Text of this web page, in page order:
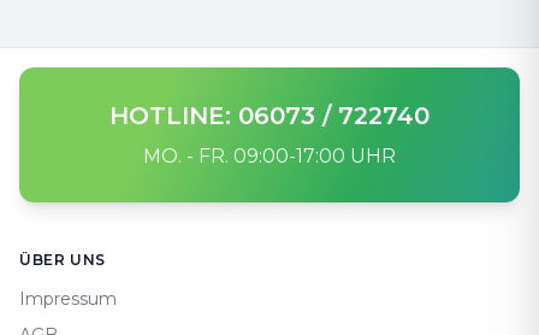
HOTLINE: 06073 / 722740
MO. - FR. 09:00-17:00 UHR
ÜBER UNS
Impressum